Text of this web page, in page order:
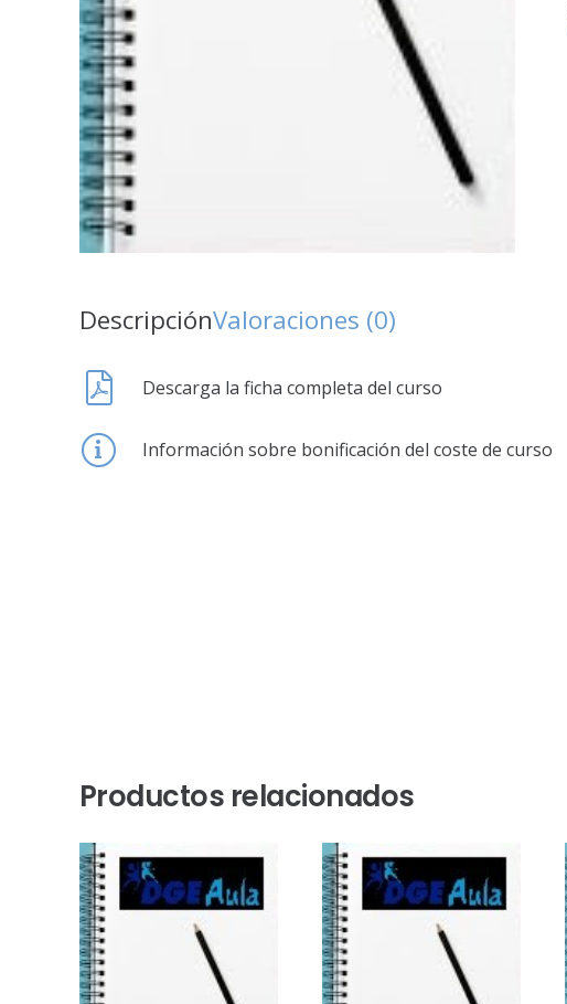
DescripciónValoraciones (0)
Descarga la ficha completa del curso
Información sobre bonificación del coste de curso
Productos relacionados